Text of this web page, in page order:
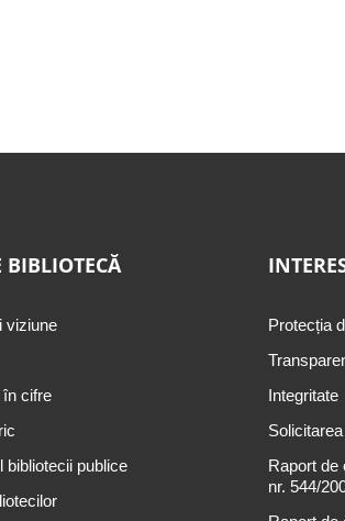
BIBLIOTECĂ
viziune
în cifre
bibliotecii publice
Protecția
Integritate
Raport de
nr. 544/